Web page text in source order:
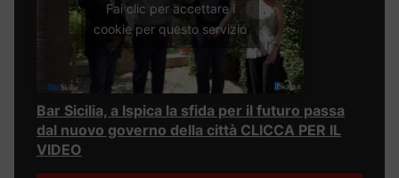
Fai clic per accettare i
cookie per questo servizio
Bar Sicilia, a Ispica la sfida per il futuro passa
dal nuovo governo della città CLICCA PER IL
VIDEO